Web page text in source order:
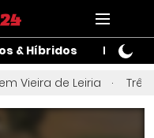
& Híbridos Motos
de Leiria Três